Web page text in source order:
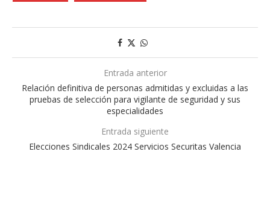
Entrada anterior
Relación definitiva de personas admitidas y excluidas a las
pruebas de selección para vigilante de seguridad y sus
especialidades
Entrada siguiente
Elecciones Sindicales 2024 Servicios Securitas Valencia